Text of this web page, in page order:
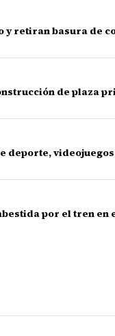
y retiran basura de
de plaza
deporte,
por el tren en